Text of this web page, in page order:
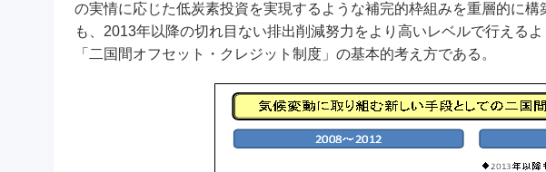
の実情に応じた低炭素投資を実現するような補完的枠組みを重層的に
も、2013年以降の切れ目ない排出削減努力をより高いレベルで行える
「二国間オフセット・クレジット制度」の基本的考え方である。